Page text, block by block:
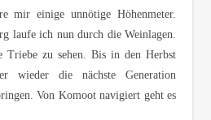
mir einige unnötige Höhenmeter.
laufe ich nun durch die Weinlagen.
Triebe zu sehen. Bis in den Herbst
wieder die nächste Generation
Von Komoot navigiert geht es